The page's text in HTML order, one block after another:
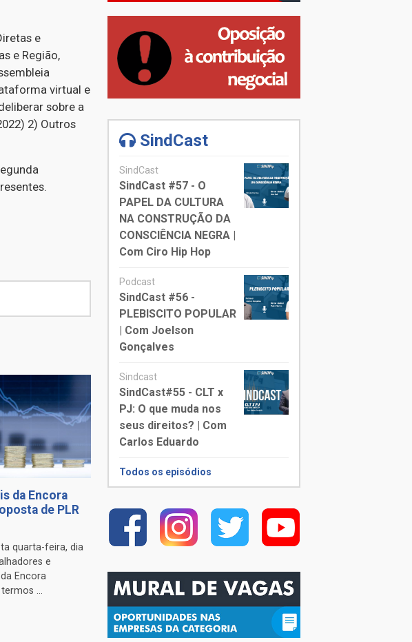
e
e Região,
virtual e
sobre a
2) Outros
da Encora
de PLR
quarta-feira, dia
e
Encora
...
SindCast
SindCast
SindCast #57 - O
PAPEL DA CULTURA
NA CONSTRUÇÃO DA
CONSCIÊNCIA NEGRA |
Com Ciro Hip Hop
Podcast
SindCast #56 -
PLEBISCITO POPULAR
| Com Joelson
Gonçalves
Sindcast
SindCast#55 - CLT x
PJ: O que muda nos
seus direitos? | Com
Carlos Eduardo
Todos os episódios